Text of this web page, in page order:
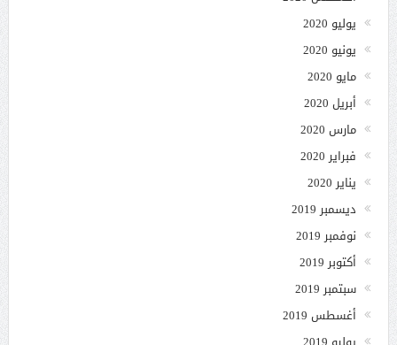
يوليو 2020
يونيو 2020
مايو 2020
أبريل 2020
مارس 2020
فبراير 2020
يناير 2020
ديسمبر 2019
نوفمبر 2019
أكتوبر 2019
سبتمبر 2019
أغسطس 2019